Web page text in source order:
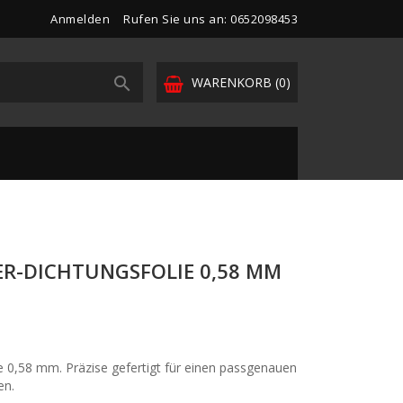
Anmelden Rufen Sie uns an: 0652098453
WARENKORB (0)

DICHTUNGSFOLIE 0,58 MM
mm. Präzise gefertigt für einen passgenauen